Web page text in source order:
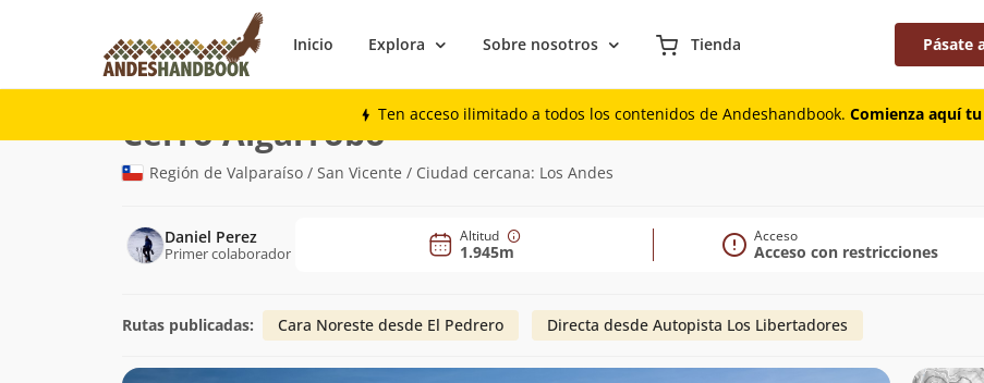
Inicio Explora Sobre nosotros Tienda Pásate
Ten acceso ilimitado a todos los contenidos de Andeshandbook. Comienza aquí
Montaña
Cerro Algarrobo(1.945m)
Región de Valparaíso / San Vicente / Ciudad cercana: Los Andes
Daniel Perez
Primer colaborador
Altitud
1.945m
Acceso
Acceso con restricciones
Rutas publicadas: Cara Noreste desde El Pedrero Directa desde Autopista Los Libertadores